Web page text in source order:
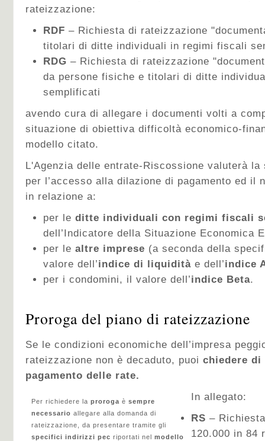
rateizzazione:
RDF – Richiesta di rateizzazione
titolari di ditte individuali in regimi fiscali
RDG – Richiesta di rateizzazione
da persone fisiche e titolari di ditte
semplificati
avendo cura di allegare i documenti volti a
situazione di obiettiva difficoltà economico-
modello citato.
L'Agenzia delle entrate-Riscossione valuterà
per l’accesso alla dilazione di pagamento ed il
in relazione a:
per le ditte individuali con regimi fiscali
dell’Indicatore della Situazione Economica
per le altre imprese (a seconda della
valore dell’indice di liquidità e dell’indice
per i condomini, il valore dell’indice Beta.
Proroga del piano di rateizzazione
Se le condizioni economiche dell’impresa
rateizzazione non è decaduto, puoi chiedere
pagamento delle rate.
Per richiedere la proroga è sempre
necessario allegare alla domanda di
rateizzazione, da presentare tramite gli
specifici indirizzi pec riportati nel modello
In allegato:
RS –
120.000 in 84